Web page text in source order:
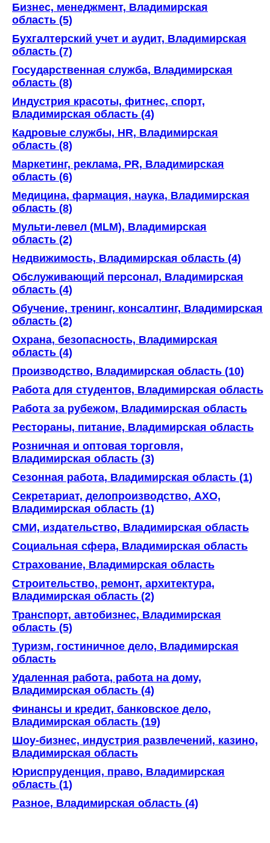
Бизнес, менеджмент, Владимирская
область (5)
Бухгалтерский учет и аудит, Владимирская
область (7)
Государственная служба, Владимирская
область (8)
Индустрия красоты, фитнес, спорт,
Владимирская область (4)
Кадровые службы, HR, Владимирская
область (8)
Маркетинг, реклама, PR, Владимирская
область (6)
Медицина, фармация, наука, Владимирская
область (8)
Мульти-левел (MLM), Владимирская
область (2)
Недвижимость, Владимирская область (4)
Обслуживающий персонал, Владимирская
область (4)
Обучение, тренинг, консалтинг, Владимирская
область (2)
Охрана, безопасность, Владимирская
область (4)
Производство, Владимирская область (10)
Работа для студентов, Владимирская область
Работа за рубежом, Владимирская область
Рестораны, питание, Владимирская область
Розничная и оптовая торговля,
Владимирская область (3)
Сезонная работа, Владимирская область (1)
Секретариат, делопроизводство, АХО,
Владимирская область (1)
СМИ, издательство, Владимирская область
Социальная сфера, Владимирская область
Страхование, Владимирская область
Строительство, ремонт, архитектура,
Владимирская область (2)
Транспорт, автобизнес, Владимирская
область (5)
Туризм, гостиничное дело, Владимирская
область
Удаленная работа, работа на дому,
Владимирская область (4)
Финансы и кредит, банковское дело,
Владимирская область (19)
Шоу-бизнес, индустрия развлечений, казино,
Владимирская область
Юриспруденция, право, Владимирская
область (1)
Разное, Владимирская область (4)